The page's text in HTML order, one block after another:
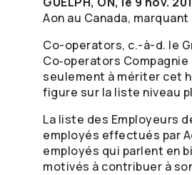
Aon au Canada, marquant
Co-operators, c.-à-d. le
Co‑operators
seulement à mériter cet
figure sur la liste niveau
La liste des Employeurs
employés effectués par
employés qui parlent en
motivés à contribuer à